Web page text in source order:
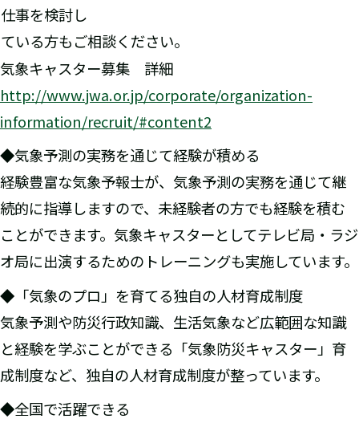
仕事を検討し
ている方もご相談ください。
気象キャスター募集 詳細
http://www.jwa.or.jp/corporate/organization-
information/recruit/#content2
◆気象予測の実務を通じて経験が積める
経験豊富な気象予報士が、気象予測の実務を通じて継
続的に指導しますので、未経験者の方でも経験を積む
ことができます。気象キャスターとしてテレビ局・ラジ
オ局に出演するためのトレーニングも実施しています。
◆「気象のプロ」を育てる独自の人材育成制度
気象予測や防災行政知識、生活気象など広範囲な知識
と経験を学ぶことができる「気象防災キャスター」育
成制度など、独自の人材育成制度が整っています。
◆全国で活躍できる